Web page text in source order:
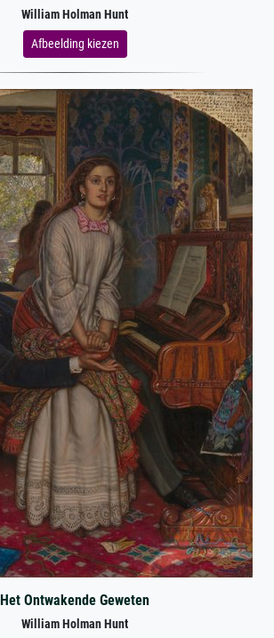
William Holman Hunt
Afbeelding kiezen
Het Ontwakende Geweten
William Holman Hunt